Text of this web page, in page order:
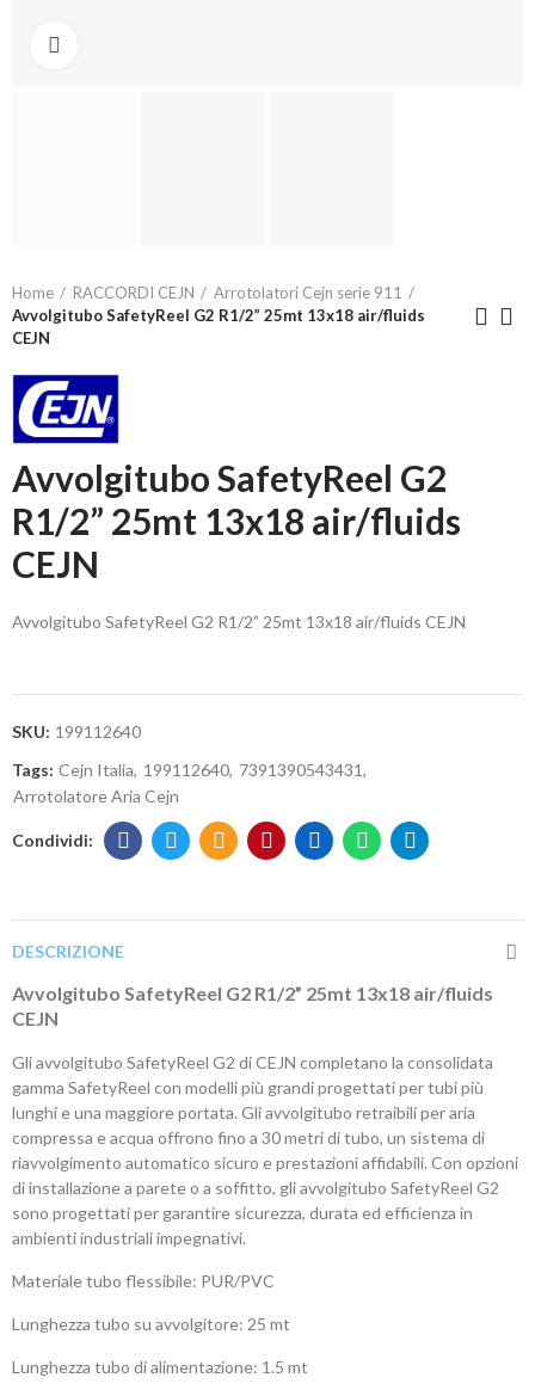
Home RACCORDI CEJN
Arrotolatori Cejn serie 911
Avvolgitubo SafetyReel G2 R1/2” 25mt 13x18 air/fluids
CEJN
Avvolgitubo SafetyReel G2
R1/2” 25mt 13x18 air/fluids
CEJN
Avvolgitubo SafetyReel G2 R1/2” 25mt 13x18 air/fluids CEJN
SKU: 199112640
Tags: Cejn Italia 199112640 7391390543431
Arrotolatore Aria Cejn
DESCRIZIONE
Avvolgitubo SafetyReel G2 R1/2” 25mt 13x18 air/fluids
CEJN
Gli avvolgitubo SafetyReel G2 di CEJN completano la consolidata
gamma SafetyReel con modelli più grandi progettati per tubi più
lunghi e una maggiore portata. Gli avvolgitubo retraibili per aria
compressa e acqua offrono fino a 30 metri di tubo, un sistema di
riavvolgimento automatico sicuro e prestazioni affidabili. Con opzioni
di installazione a parete o a soffitto, gli avvolgitubo SafetyReel G2
sono progettati per garantire sicurezza, durata ed efficienza in
ambienti industriali impegnativi.
Materiale tubo flessibile: PUR/PVC
Lunghezza tubo su avvolgitore: 25 mt
Lunghezza tubo di alimentazione: 1.5 mt